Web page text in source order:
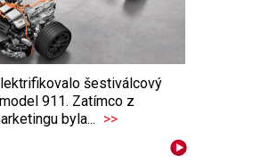
šestiválcový
911. Zatímco z
byla... >>